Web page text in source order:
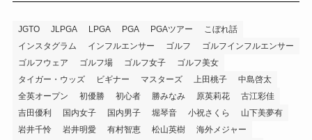
JGTO JLPGA LPGA PGA PGAツアー
こぼれ話
インスタグラム
インフルエンサー ゴルフ
ゴルフインフルエンサー
ゴルフウェア
ゴルフ場 ゴルフ女子
ゴルフ美女
タイガー・ウッズ
ビギナー マスターズ 上田桃子
中島啓太
全英オープン
初優勝 初心者 勝みなみ 原英莉花
古江彩佳
吉田優利
国内女子 国内男子 堀琴音 小祝さくら
山下美夢有
岩井千怜
岩井明愛 有村智恵 松山英樹
海外メジャー